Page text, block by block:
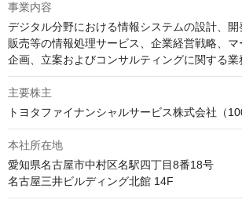
事業内容
デジタル分野における情報システムの設計、
販売等の情報処理サービス、企業経営戦略、
企画、立案およびコンサルティングに関する業
主要株主
トヨタファイナンシャルサービス株式会社（
本社所在地
愛知県名古屋市中村区名駅四丁目8番18号
名古屋三井ビルディング北館 14F